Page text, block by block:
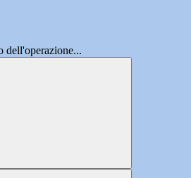
dell'operazione...